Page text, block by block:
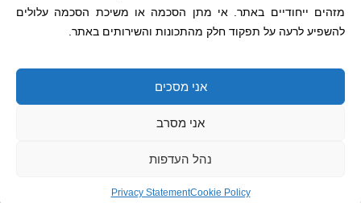
מזהים ייחודיים באתר. אי מתן הסכמה או משיכת הסכמה עלולים
להשפיע לרעה על תפקוד חלק מהתכונות והשירותים באתר.
אני מסכים
אני מסרב
נהל העדפות
Cookie Policy
Privacy Statement